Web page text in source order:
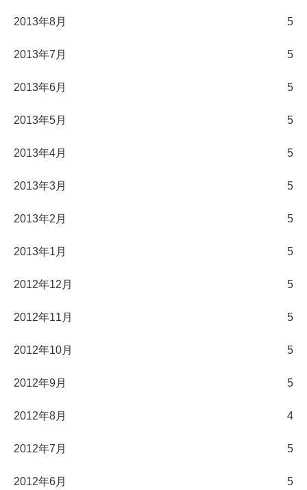
2013年8月 5
2013年7月 5
2013年6月 5
2013年5月 5
2013年4月 5
2013年3月 5
2013年2月 5
2013年1月 5
2012年12月 5
2012年11月 5
2012年10月 5
2012年9月 5
2012年8月 4
2012年7月 5
2012年6月 5